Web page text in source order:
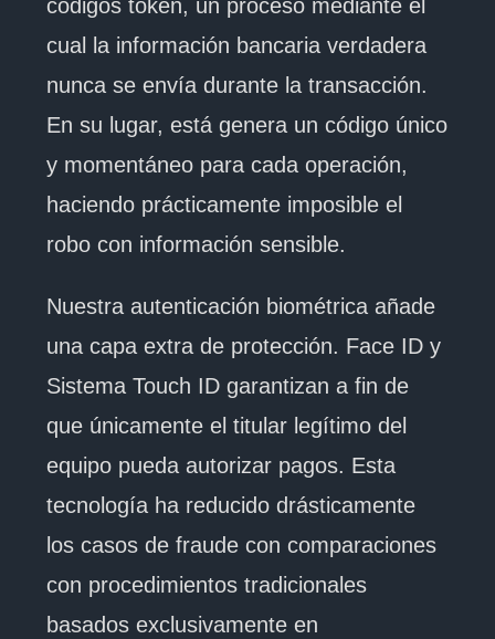
códigos token, un proceso mediante el
cual la información bancaria verdadera
nunca se envía durante la transacción.
En su lugar, está genera un código único
y momentáneo para cada operación,
haciendo prácticamente imposible el
robo con información sensible.
Nuestra autenticación biométrica añade
una capa extra de protección. Face ID y
Sistema Touch ID garantizan a fin de
que únicamente el titular legítimo del
equipo pueda autorizar pagos. Esta
tecnología ha reducido drásticamente
los casos de fraude con comparaciones
con procedimientos tradicionales
basados exclusivamente en